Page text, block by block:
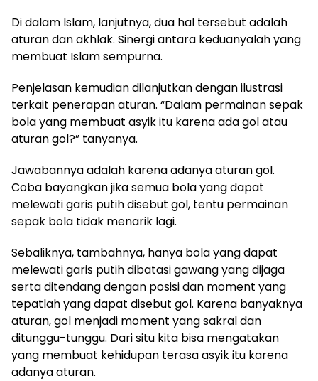
Di dalam Islam, lanjutnya, dua hal tersebut adalah
aturan dan akhlak. Sinergi antara keduanyalah yang
membuat Islam sempurna.
Penjelasan kemudian dilanjutkan dengan ilustrasi
terkait penerapan aturan. “Dalam permainan sepak
bola yang membuat asyik itu karena ada gol atau
aturan gol?” tanyanya.
Jawabannya adalah karena adanya aturan gol.
Coba bayangkan jika semua bola yang dapat
melewati garis putih disebut gol, tentu permainan
sepak bola tidak menarik lagi.
Sebaliknya, tambahnya, hanya bola yang dapat
melewati garis putih dibatasi gawang yang dijaga
serta ditendang dengan posisi dan moment yang
tepatlah yang dapat disebut gol. Karena banyaknya
aturan, gol menjadi moment yang sakral dan
ditunggu-tunggu. Dari situ kita bisa mengatakan
yang membuat kehidupan terasa asyik itu karena
adanya aturan.